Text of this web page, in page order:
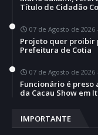
Título de Cidadão
07 de Agosto de 2026
Projeto quer proibir
Prefeitura de Cotia
07 de Agosto de 2026
Funcionário é
da Cacau Show em
IMPORTANTE